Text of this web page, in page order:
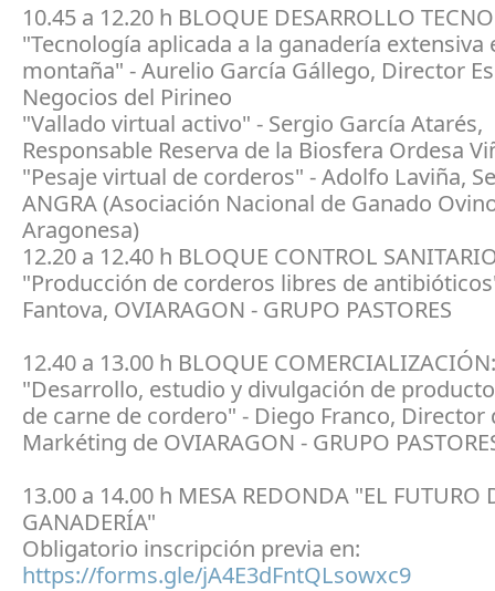
10.45 a 12.20 h BLOQUE DESARROLLO
"Tecnología aplicada a la ganadería extensiva
montaña" - Aurelio García Gállego, Director
Negocios del Pirineo
"Vallado virtual activo" - Sergio García Atarés,
Responsable Reserva de la Biosfera Ordesa
"Pesaje virtual de corderos" - Adolfo Laviña,
ANGRA (Asociación Nacional de Ganado
Aragonesa)
12.20 a 12.40 h BLOQUE CONTROL
"Producción de corderos libres de
Fantova, OVIARAGON - GRUPO PASTORES
12.40 a 13.00 h BLOQUE COMERCIALIZACIÓN:
"Desarrollo, estudio y divulgación de
de carne de cordero" - Diego Franco, Director
Markéting de OVIARAGON - GRUPO
13.00 a 14.00 h MESA REDONDA "EL FUTURO
GANADERÍA"
Obligatorio inscripción previa en:
https://forms.gle/jA4E3dFntQLsowxc9